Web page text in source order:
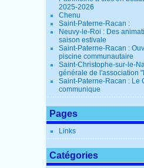
2025-2026
Chenu
Saint-Paterne-Racan :
Neuvy-le-Roi : Des
saison estivale
Saint-Paterne-Racan :
piscine communautaire
Saint-Christophe-sur-le-
générale de l'association
Saint-Paterne-Racan : Le
communique
Pages
Links
Catégories